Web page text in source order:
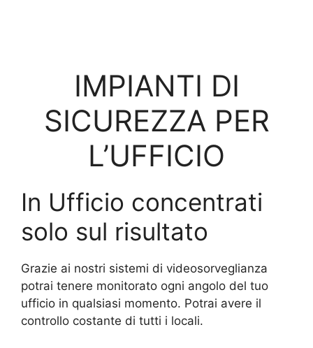
IMPIANTI DI
SICUREZZA PER
L’UFFICIO
In Ufficio concentrati
solo sul risultato
Grazie ai nostri sistemi di videosorveglianza
potrai tenere monitorato ogni angolo del tuo
ufficio in qualsiasi momento. Potrai avere il
controllo costante di tutti i locali.